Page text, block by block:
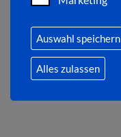
Auswahl speichern
Alles zulassen